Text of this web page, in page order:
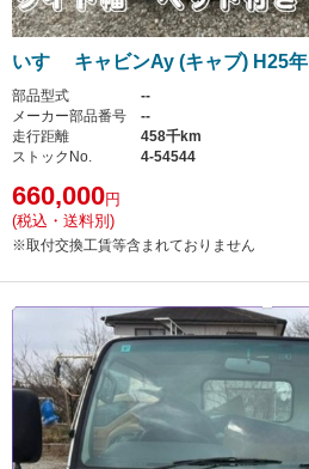
いすゞ キャビンAy (キャブ) H25年
部品型式
--
メーカー部品番号
--
走行距離
458千km
ストックNo.
4-54544
660,000円
(税込・送料別)
※取付交換工賃等含まれておりません